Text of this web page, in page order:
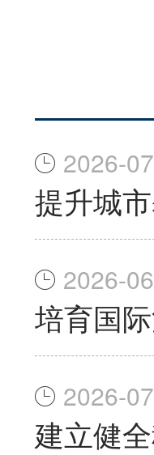
2026-
提升城
2026-
培育国
2026-
建立健